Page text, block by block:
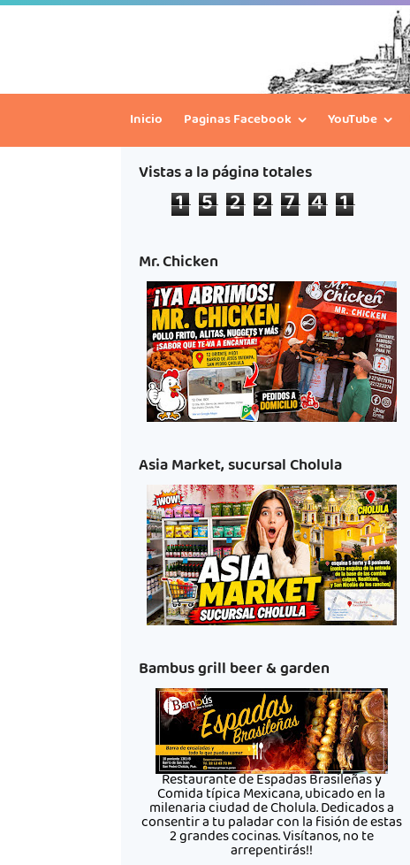
Inicio Paginas Facebook YouTube
Vistas a la página totales
1 5 2 2 7 4 1
Mr. Chicken
Asia Market, sucursal Cholula
Bambus grill beer & garden
Restaurante de Espadas Brasileñas y
Comida típica Mexicana, ubicado en la
milenaria ciudad de Cholula. Dedicados a
consentir a tu paladar con la fisión de estas
2 grandes cocinas. Visítanos, no te
arrepentirás!!